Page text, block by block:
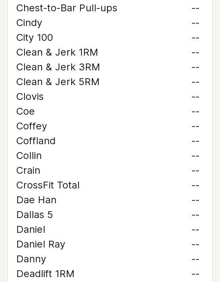
Chest-to-Bar Pull-ups
--
Cindy
--
City 100
--
Clean & Jerk 1RM
--
Clean & Jerk 3RM
--
Clean & Jerk 5RM
--
Clovis
--
Coe
--
Coffey
--
Coffland
--
Collin
--
Crain
--
CrossFit Total
--
Dae Han
--
Dallas 5
--
Daniel
--
Daniel Ray
--
Danny
--
Deadlift 1RM
--